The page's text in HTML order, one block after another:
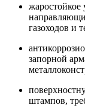
жаростойкое
газоходов и
запорной
штампов,